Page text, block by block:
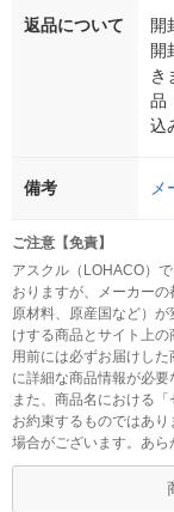
返品について
開
開
き
品
込
備考 メ
ご注意【免責】
アスクル（LOHACO）
おりますが、メーカーの
原材料、原産国など）
けする商品とサイト上
用前には必ずお届けし
に詳細な商品情報が必要
また、商品名における
お約束するものではあ
場合がございます。あら